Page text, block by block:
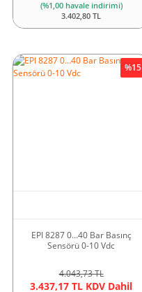
(%1,00 havale indirimi)
3.402,80 TL
EPI 8287 0…40 Bar Basınç
Sensörü 0-10 Vdc
4.043,73 TL
3.437,17 TL KDV Dahil
%15